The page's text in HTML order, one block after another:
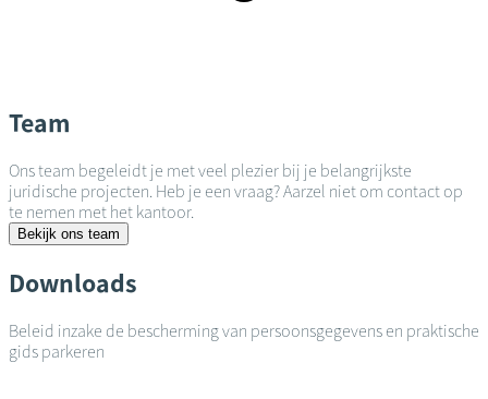
Team
Ons team begeleidt je met veel plezier bij je belangrijkste
juridische projecten. Heb je een vraag? Aarzel niet om contact op
te nemen met het kantoor.
Bekijk ons team
Downloads
Beleid inzake de bescherming van persoonsgegevens en praktische
gids parkeren